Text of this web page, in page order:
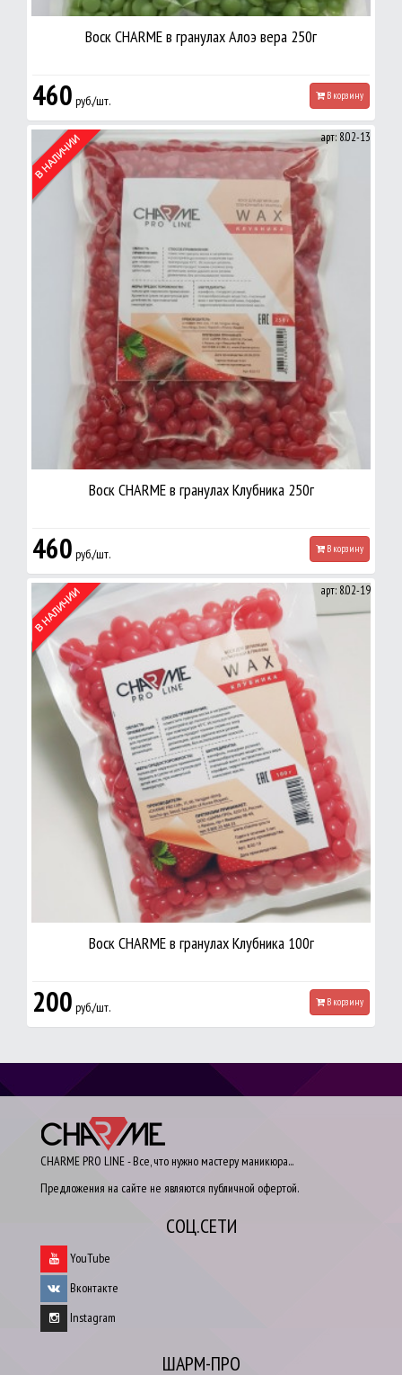
Воск CHARME в гранулах Алоэ вера 250г
460 руб./шт. В корзину
арт: 8.02-13
Воск CHARME в гранулах Клубника 250г
460 руб./шт. В корзину
арт: 8.02-19
Воск CHARME в гранулах Клубника 100г
200 руб./шт. В корзину
CHARME PRO LINE - Все, что нужно мастеру маникюра...
Предложения на сайте не являются публичной офертой.
СОЦ.СЕТИ
YouTube
Вконтакте
Instagram
ШАРМ-ПРО